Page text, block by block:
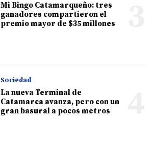
Mi Bingo Catamarqueño: tres
ganadores compartieron el
premio mayor de $35 millones
Sociedad
La nueva Terminal de
Catamarca avanza, pero con un
gran basural a pocos metros